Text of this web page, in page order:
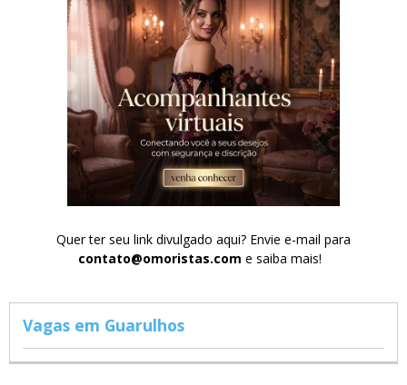
Quer ter seu link divulgado aqui? Envie e-mail para
contato@omoristas.com e saiba mais!
Vagas em Guarulhos